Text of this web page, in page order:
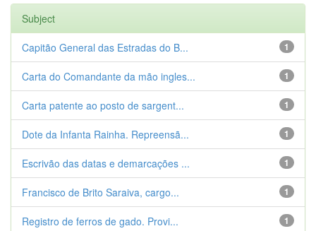
Subject
1
Capitão General das Estradas do B...
1
Carta do Comandante da mão ingles...
1
Carta patente ao posto de sargent...
1
Dote da Infanta Rainha. Repreensã...
1
Escrivão das datas e demarcações ...
1
Francisco de Brito Saraiva, cargo...
1
Registro de ferros de gado. Provi...